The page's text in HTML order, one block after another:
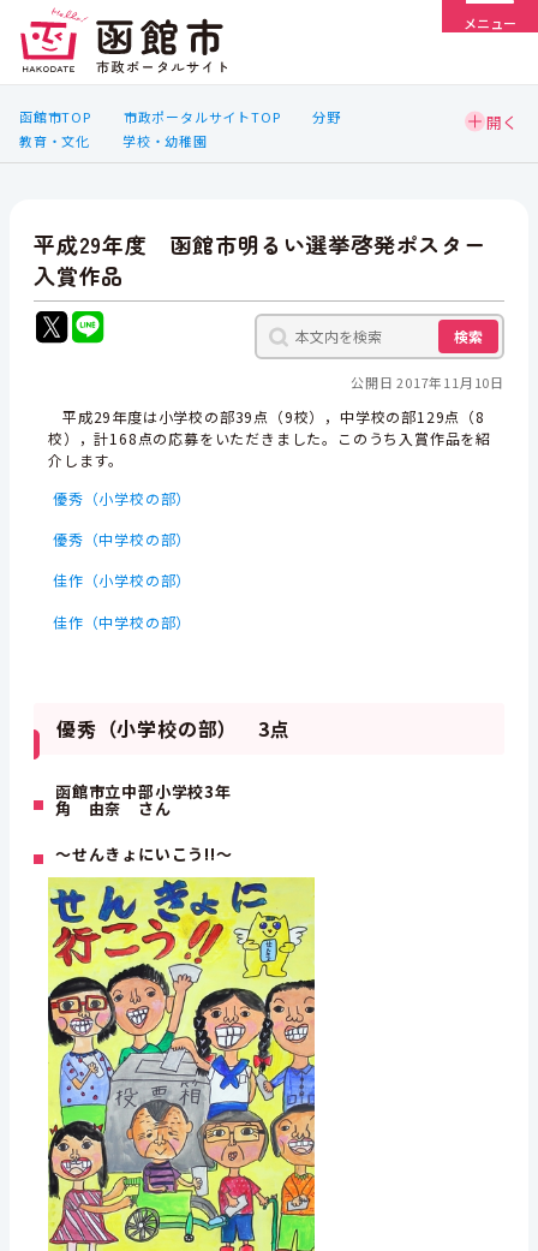
メニュー
函館市TOP 市政ポータルサイトTOP
分野
教育・文化
学校・幼稚園
平成29年度 函館市明るい選挙啓発ポスター
入賞作品
検索
公開日 2017年11月10日
平成29年度は小学校の部39点（9校），中学校の部129点（8
校），計168点の応募をいただきました。このうち入賞作品を紹
介します。
優秀（小学校の部）
優秀（中学校の部）
佳作（小学校の部）
佳作（中学校の部）
優秀（小学校の部） 3点
函館市立中部小学校3年
角 由奈 さん
～せんきょにいこう!!～